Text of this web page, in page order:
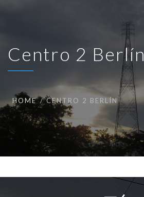
Centro 2 Berlín
HOME CENTRO 2 BERLÍN